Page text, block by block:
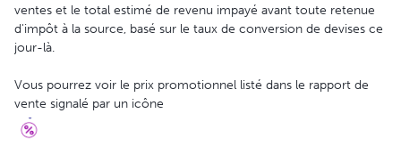
ventes et le total estimé de revenu impayé avant toute retenue
d'impôt à la source, basé sur le taux de conversion de devises ce
jour-là.
Vous pourrez voir le prix promotionnel listé dans le rapport de
vente signalé par un icône